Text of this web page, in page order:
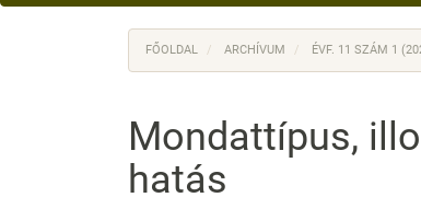
FŐOLDAL ARCHÍVUM ÉVF. 11 SZÁM 1
Mondattípus,
hatás